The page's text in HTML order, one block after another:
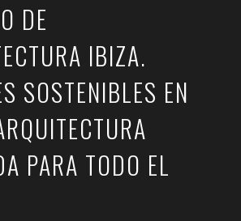
DE
IBIZA.
SOSTENIBLES EN
PARA TODO EL